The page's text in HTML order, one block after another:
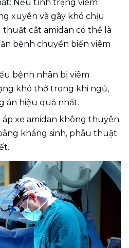
Nếu tình trạng viêm
xuyên và gây khó chịu
cắt amidan có thể là
bệnh chuyển biến viêm
bệnh nhân bị viêm
khó thở trong khi ngủ,
án hiệu quả nhất.
áp xe amidan không thuyên
kháng sinh, phẫu thuật